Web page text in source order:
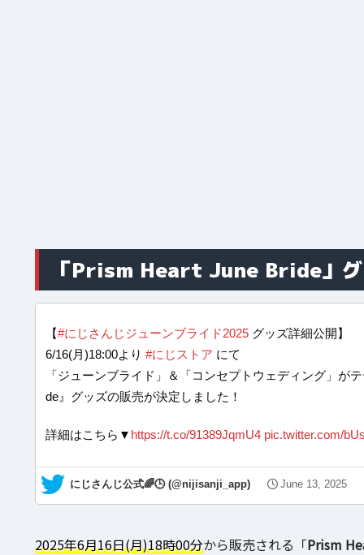
「Prism Heart June Bride」グ
【#にじさんじジューンブライド2025グッズ詳細公開】
6/16(月)18:00より #にじストア にて
「ジューンブライド」＆「コンセプトウェディング」が
de』グッズの販売が決定しました！
詳細はこちら▼ https://t.co/91389JqmU4 pic.twitter.com/
— にじさんじ公式🌈🕒 (@nijisanji_app) June 13, 2025
2025年6月16日(月)18時00分から販売される「Prism